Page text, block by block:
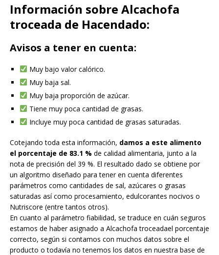
Información sobre Alcachofa
troceada de Hacendado:
Avisos a tener en cuenta:
Muy bajo valor calórico.
Muy baja sal.
Muy baja proporción de azúcar.
Tiene muy poca cantidad de grasas.
Incluye muy poca cantidad de grasas saturadas.
Cotejando toda esta información, damos a este alimento
el porcentaje de 83.1 % de calidad alimentaria, junto a la
nota de precisión del 39 %. El resultado dado se obtiene por
un algoritmo diseñado para tener en cuenta diferentes
parámetros como cantidades de sal, azúcares o grasas
saturadas así como procesamiento, edulcorantes nocivos o
Nutriscore (entre tantos otros).
En cuanto al parámetro fiabilidad, se traduce en cuán seguros
estamos de haber asignado a Alcachofa troceadael porcentaje
correcto, según si contamos con muchos datos sobre el
producto o todavía no tenemos los datos en nuestra base de